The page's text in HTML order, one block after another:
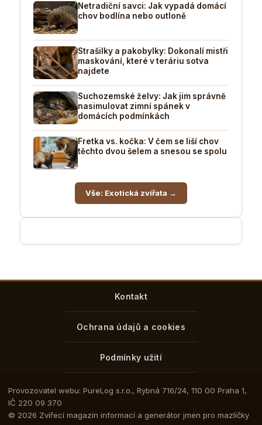
Netradiční savci: Jak vypadá domácí
chov bodlína nebo outloně
Strašilky a pakobylky: Dokonalí mistři
maskování, které v teráriu sotva
najdete
Suchozemské želvy: Jak jim správně
nasimulovat zimní spánek v
domácích podmínkách
Fretka vs. kočka: V čem se liší chov
těchto dvou šelem a snesou se spolu
Vše: Exotická zvířata →
Kontakt
Ochrana údajů a cookies
Podmínky užití
Provozovatel webu: PureLog s.r.o., Rybná 716/24, 110 00 Praha 1,
IČ 220 09 370
© 2026 Zvířecí magazín informací a generátor jmen pro mazlíčky